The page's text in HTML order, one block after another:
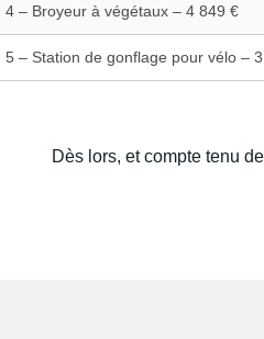
4 – Broyeur à végétaux – 4 849 €
5 – Station de gonflage pour vélo –
Dès lors, et compte tenu